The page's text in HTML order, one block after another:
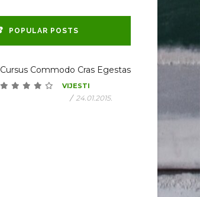
POPULAR POSTS
Cursus Commodo Cras Egestas
VIJESTI
/ 24.01.2015.